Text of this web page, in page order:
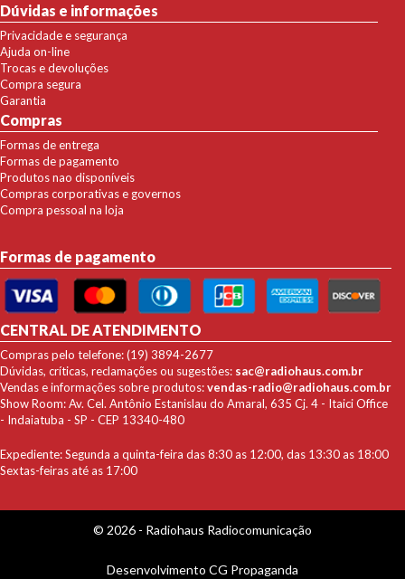
Dúvidas e informações
Privacidade e segurança
Ajuda on-line
Trocas e devoluções
Compra segura
Garantia
Compras
Formas de entrega
Formas de pagamento
Produtos nao disponíveis
Compras corporativas e governos
Compra pessoal na loja
Formas de pagamento
CENTRAL DE ATENDIMENTO
Compras pelo telefone: (19) 3894-2677
Dúvidas, críticas, reclamações ou sugestões: sac@radiohaus.com.br
Vendas e informações sobre produtos:vendas-radio@radiohaus.com.br
Show Room: Av. Cel. Antônio Estanislau do Amaral, 635 Cj. 4 - Itaici Office
- Indaiatuba - SP - CEP 13340-480
Expediente: Segunda a quinta-feira das 8:30 as 12:00, das 13:30 as 18:00
Sextas-feiras até as 17:00
© 2026 - Radiohaus Radiocomunicação
Desenvolvimento CG Propaganda